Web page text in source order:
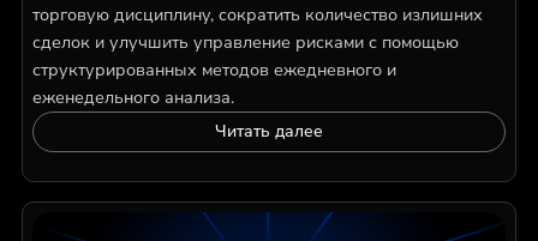
торговую дисциплину, сократить количество излишних
сделок и улучшить управление рисками с помощью
структурированных методов ежедневного и
еженедельного анализа.
Читать далее